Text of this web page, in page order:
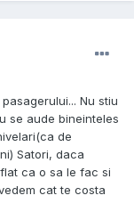
Nu stiu
se aude bineinteles
de
Satori, daca
ca o sa le fac si
cat te costa